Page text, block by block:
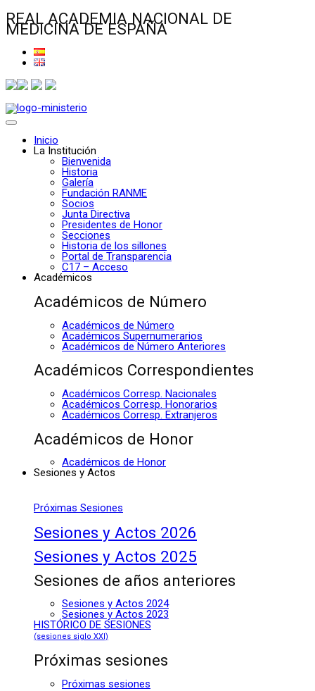
REAL ACADEMIA NACIONAL DE
MEDICINA DE ESPAÑA
Inicio
La Institución
Bienvenida
Historia
Galería
Fundación RANME
Socios
Junta Directiva
Presidentes de Honor
Secciones
Historia de los sillones
Portal de Transparencia
C17 – Acceso
Académicos
Académicos de Número
Académicos de Número
Académicos Supernumerarios
Académicos de Número Anteriores
Académicos Correspondientes
Académicos Corresp. Nacionales
Académicos Corresp. Honorarios
Académicos Corresp. Extranjeros
Académicos de Honor
Académicos de Honor
Sesiones y Actos
Próximas Sesiones
Sesiones y Actos 2026
Sesiones y Actos 2025
Sesiones de años anteriores
Sesiones y Actos 2024
Sesiones y Actos 2023
HISTÓRICO DE SESIONES
(sesiones siglo XXI)
Próximas sesiones
Próximas sesiones